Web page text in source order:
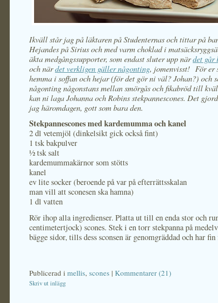
Ikväll står jag på läktaren på Studenternas och tittar på
Hejandes på Sirius och med varm choklad i
äkta medgångssupporter, som endast sluter upp närdet går
och närdet verkligen gäller någonting, jomenvisst! För er
hemma i soffan och hejar (för det gör ni väl? Johan?) och
någonting någonstans mellan smörgås och fikabröd till
kan ni laga Johanna och Robins stekpannescones. Det
jag häromdagen, gott som bara den.
Stekpannescones med kardemumma och kanel
2 dl vetemjöl (dinkelsikt gick också fint)
1 tsk bakpulver
½ tsk salt
kardemummakärnor som stötts
kanel
ev lite socker (beroende på var på efterrättsskalan
man vill att sconesen ska hamna)
1 dl vatten
Rör ihop alla ingredienser. Platta ut till en enda stor och
centimetertjock) scones. Stek i en torr stekpanna på
bägge sidor, tills dess sconsen är genomgräddad och har
Publicerad i mellis, scones | Kommentarer (21)
Skriv ut inlägg